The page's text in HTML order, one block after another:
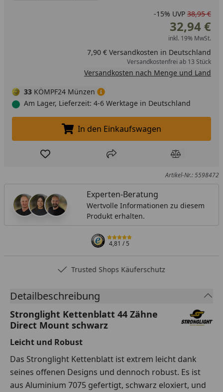
-15% UVP 38,95 €
32,94 €
inkl. 19% MwSt.
7,90 € Versandkosten in Deutschland
Versandkostenfrei ab 13 Stück
Versandkosten nach Menge und Land
33 KÖMPF24 Münzen
Am Lager, Lieferzeit: 4-6 Werktage in Deutschland
In den Einkaufswagen legen
In den Einkaufswagen
Produkt zur Wunschliste hinzufügen
Teilen Produkt
Artikel-Nr.: 5598472
Experten-Beratung
Wertvolle Informationen zu diesem
Produkt erhalten.
4,81/ 5
Trusted Shops Käuferschutz
Detailbeschreibung
Stronglight Kettenblatt 44 Zähne
Direct Mount schwarz
Leicht und Robust
Das Stronglight Kettenblatt ist extrem leicht dank
seines offenen Designs und dennoch robust. Es ist
aus Aluminium 7075 gefertigt, schwarz eloxiert, und